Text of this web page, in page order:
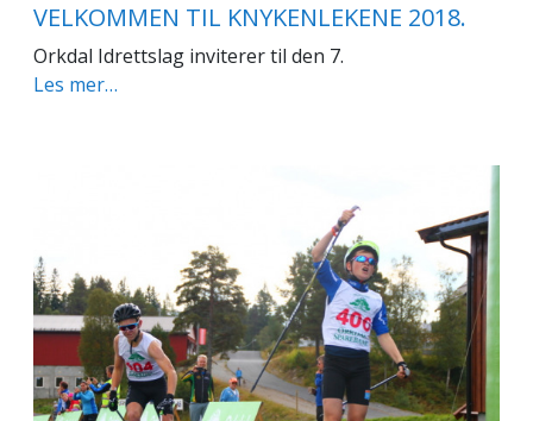
VELKOMMEN TIL KNYKENLEKENE 2018.
Orkdal Idrettslag inviterer til den 7.
Les mer…